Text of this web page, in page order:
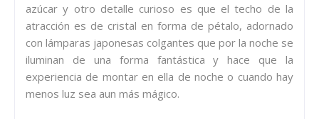
azúcar y otro detalle curioso es que el techo de la
atracción es de cristal en forma de pétalo, adornado
con lámparas japonesas colgantes que por la noche se
iluminan de una forma fantástica y hace que la
experiencia de montar en ella de noche o cuando hay
menos luz sea aun más mágico.